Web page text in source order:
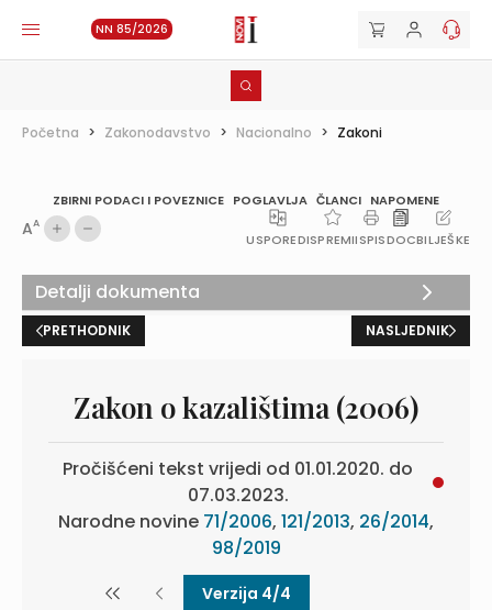
NN 85/2026
Početna > Zakonodavstvo > Nacionalno > Zakoni
ZBIRNI PODACI I POVEZNICE POGLAVLJA ČLANCI NAPOMENE
AA
USPOREDISPREMIISPISDOCBILJEŠKE
PRETHODNIK NASLJEDNIK
Zakon o kazalištima (2006)
Pročišćeni tekst vrijedi od 01.01.2020. do
07.03.2023.
Narodne novine 71/2006, 121/2013, 26/2014,
98/2019
Verzija 4/4
Detalji dokumenta